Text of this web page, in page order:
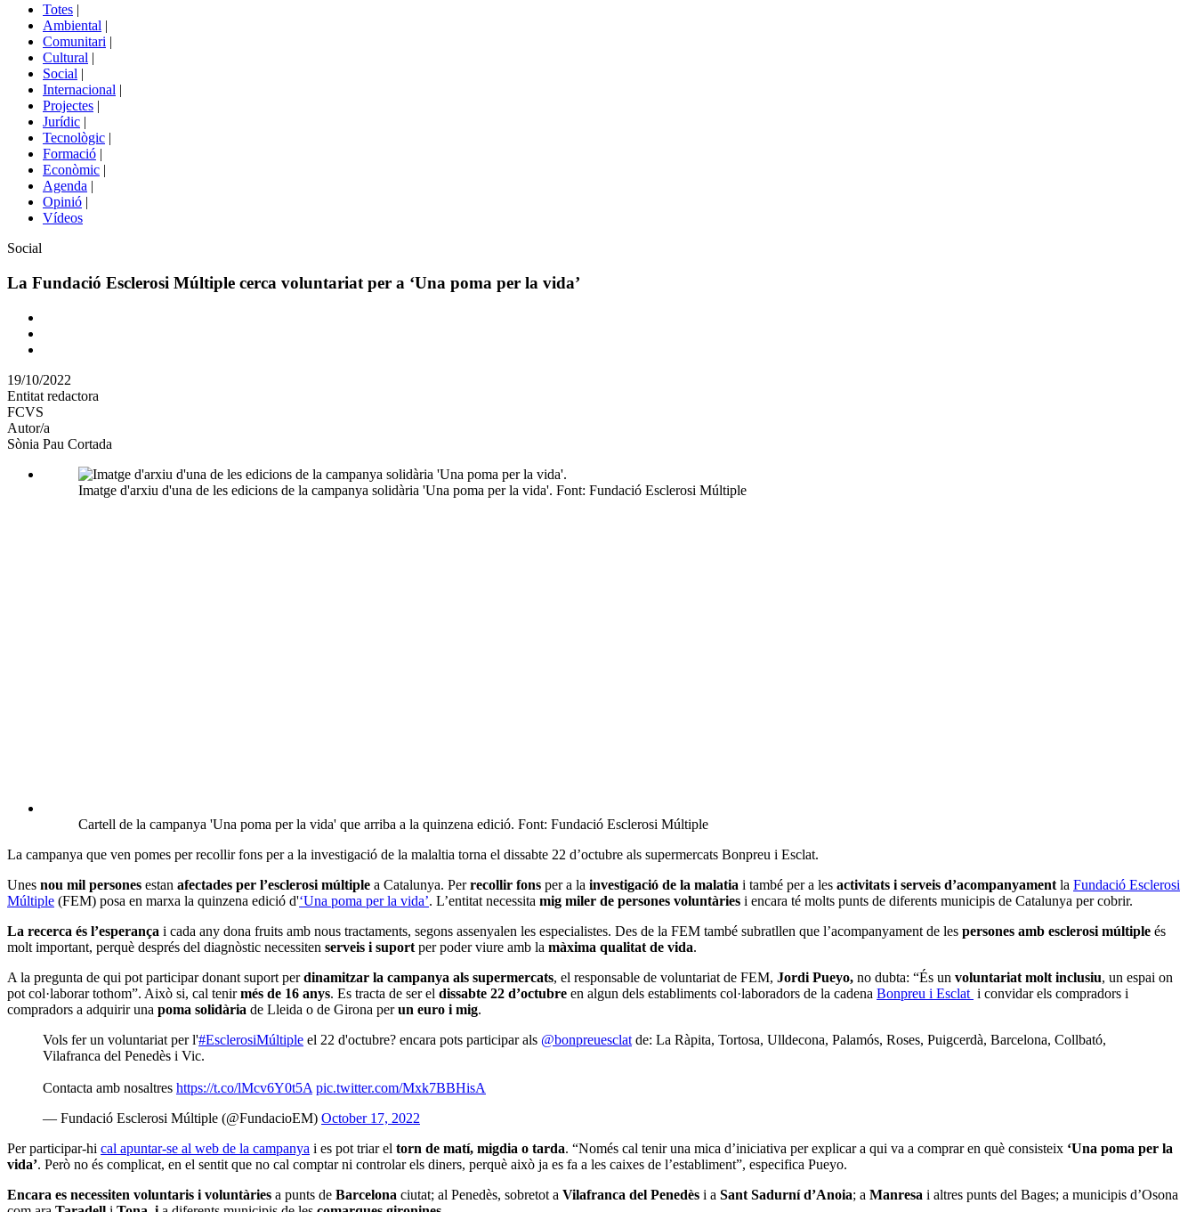
portals
Totes |
Ambiental |
Comunitari |
Cultural |
Social |
Internacional |
Projectes |
Jurídic |
Tecnològic |
Formació |
Econòmic |
Agenda |
Opinió |
Vídeos
Àmbit
la
Social
La Fundació Esclerosi Múltiple cerca voluntariat per a ‘Una poma per la vida’
Comparteix
altres
xarxes
19/10/2022
Entitat redactora
FCVS
Autor/a
Sònia Pau Cortada
Imatge d'arxiu d'una de les edicions de la campanya solidària 'Una poma per la vida'. Font: Fundació Esclerosi Múltiple
Cartell de la campanya 'Una poma per la vida' que arriba a la quinzena edició. Font: Fundació Esclerosi Múltiple
La campanya que ven pomes per recollir fons per a la investigació de la malaltia torna el dissabte 22 d’octubre als supermercats Bonpreu i Esclat.
Unes nou mil persones estan afectades per l’esclerosi múltiple a Catalunya. Perrecollir fons per a la investigació de la malatia i també per a les activitats i serveis d’acompanyamentla Fundació Esclerosi
Múltiple (FEM) posa en marxa la quinzena edició d'‘Una poma per la vida’. L’entitat necessita mig miler de persones voluntàries i encara té molts punts de diferents municipis de Catalunya per cobrir.
La recerca és l’esperança i cada any dona fruits amb nous tractaments, segons assenyalen les especialistes. Des de la FEM també subratllen que l’acompanyament de les persones amb esclerosi múltiple és
molt important, perquè després del diagnòstic necessiten serveis i suportper poder viure amb la màxima qualitat de vida.
A la pregunta de qui pot participar donant suport perdinamitzar la campanya als supermercats, el responsable de voluntariat de FEM, Jordi Pueyo, no dubta: “És un voluntariat molt inclusiu, un espai on
pot col·laborar tothom”. Això si, cal tenirmés de 16 anys. Es tracta de ser el dissabte 22 d’octubre en algun dels establiments col·laboradors de la cadena Bonpreu i Esclat i convidar els compradors i
compradors a adquirir una poma solidària de Lleida o de Girona perun euro i mig.
Vols fer un voluntariat per l'#EsclerosiMúltiple el 22 d'octubre? encara pots participar als @bonpreuesclatde: La Ràpita, Tortosa, Ulldecona, Palamós, Roses, Puigcerdà, Barcelona, Collbató,
Vilafranca del Penedès i Vic.
Contacta amb nosaltres https://t.co/lMcv6Y0t5A pic.twitter.com/Mxk7BBHisA
— Fundació Esclerosi Múltiple (@FundacioEM) October 17, 2022
Per participar-hi cal apuntar-se al web de la campanya i es pot triar el torn de matí, migdia o tarda. “Només cal tenir una mica d’iniciativa per explicar a qui va a comprar en què consisteix ‘Una poma per la
vida’. Però no és complicat, en el sentit que no cal comptar ni controlar els diners, perquè això ja es fa a les caixes de l’establiment”, especifica Pueyo.
Encara es necessiten voluntaris i voluntàries a punts de Barcelona ciutat; al Penedès, sobretot a Vilafranca del Penedès i a Sant Sadurní d’Anoia; a Manresa i altres punts del Bages; a municipis d’Osona